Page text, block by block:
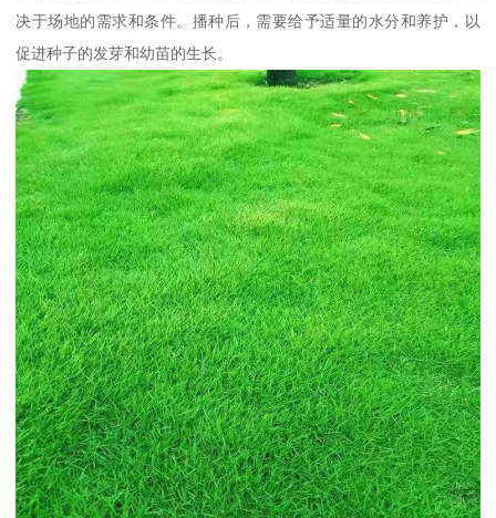
决于场地的需求和条件。播种后，需要给予适量的水分和养护，以
促进种子的发芽和幼苗的生长。